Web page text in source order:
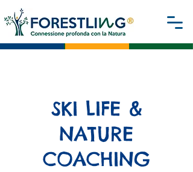
SKI LIFE &
NATURE
COACHING